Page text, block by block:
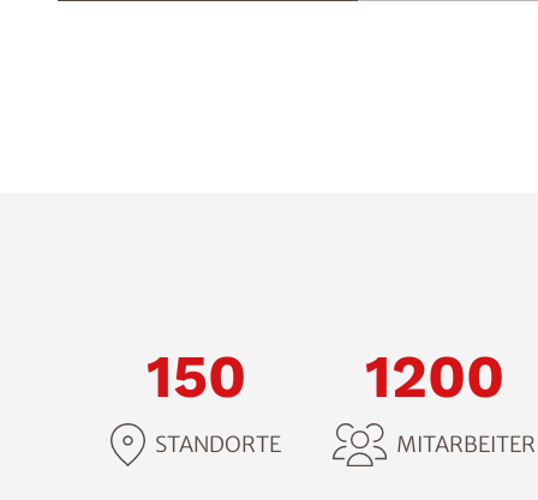
150
STANDORTE
1200
MITARBEITER